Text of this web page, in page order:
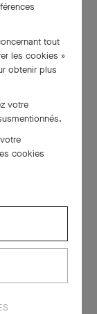
tout
les cookies »
obtenir plus
votre
cookies